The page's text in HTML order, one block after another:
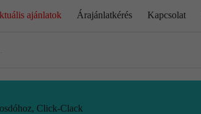
ajánlatok Árajánlatkérés Kapcsolat
Click-Clack